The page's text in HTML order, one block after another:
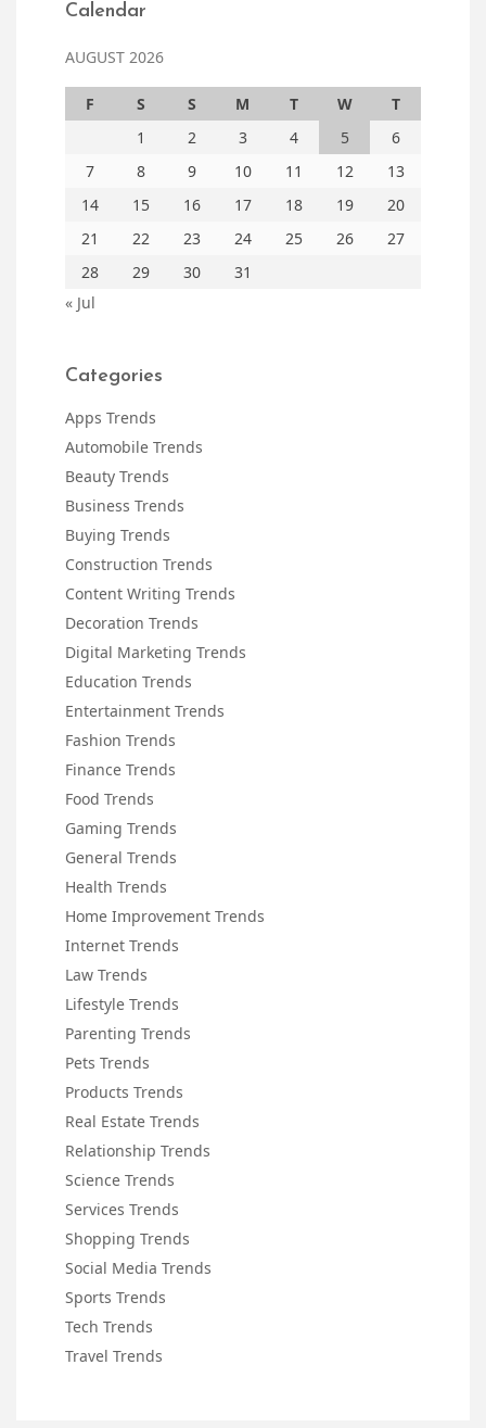
Calendar
AUGUST 2026
F S S M T W
T
1
2 3 4 5
6
7
8 9 10 11 12
13
14
15 16 17 18 19
20
21
22 23 24 25 26
27
28
29 30
31
« Jul
Categories
Apps Trends
Automobile Trends
Beauty Trends
Business Trends
Buying Trends
Construction Trends
Content Writing Trends
Decoration Trends
Digital Marketing Trends
Education Trends
Entertainment Trends
Fashion Trends
Finance Trends
Food Trends
Gaming Trends
General Trends
Health Trends
Home Improvement Trends
Internet Trends
Law Trends
Lifestyle Trends
Parenting Trends
Pets Trends
Products Trends
Real Estate Trends
Relationship Trends
Science Trends
Services Trends
Shopping Trends
Social Media Trends
Sports Trends
Tech Trends
Travel Trends